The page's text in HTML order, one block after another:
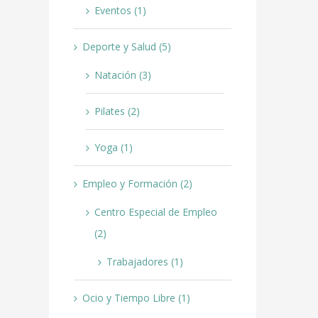
Eventos (1)
Deporte y Salud (5)
Natación (3)
Pilates (2)
Yoga (1)
Empleo y Formación (2)
Centro Especial de Empleo
(2)
Trabajadores (1)
Ocio y Tiempo Libre (1)